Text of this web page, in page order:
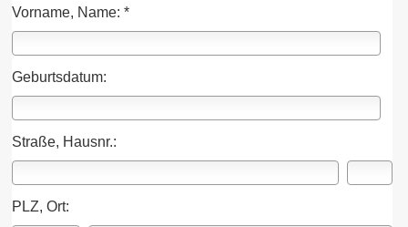
Vorname, Name: *
Geburts­datum:
Straße, Hausnr.:
PLZ, Ort: